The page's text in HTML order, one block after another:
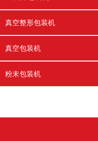
真空整形包装机
真空包装机
粉末包装机